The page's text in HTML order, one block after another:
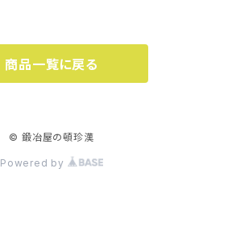
商品一覧に戻る
© 鍛冶屋の頓珍漢
Powered by